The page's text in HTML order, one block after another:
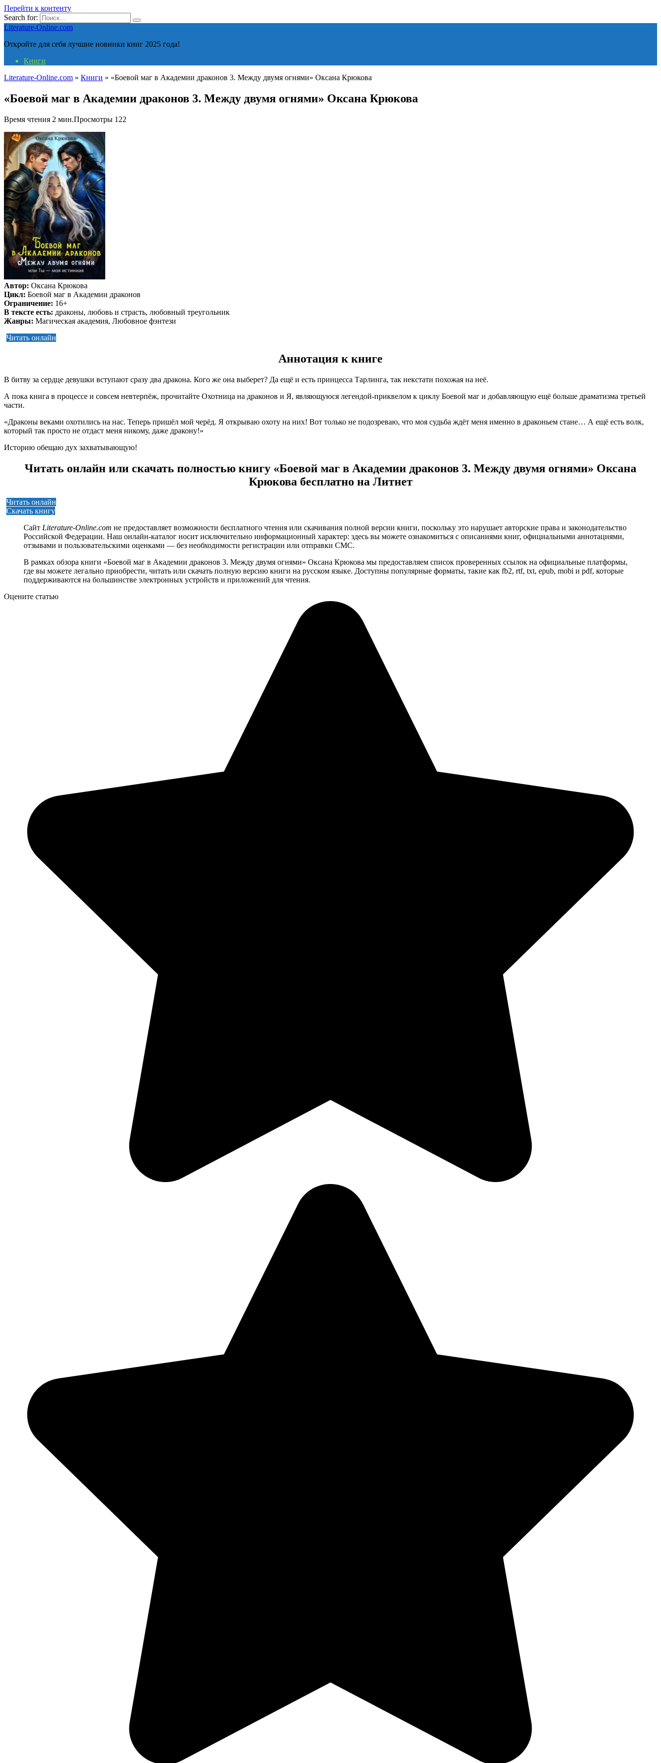
Перейти к контенту
Search for:
Literature-Online.com
Откройте для себя лучшие новинки книг 2025 года!
Книги
Literature-Online.com » Книги » «Боевой маг в Академии драконов 3. Между двумя огнями» Оксана Крюкова
«Боевой маг в Академии драконов 3. Между двумя огнями» Оксана Крюкова
Время чтения 2 мин.Просмотры 122
Автор: Оксана Крюкова
Цикл: Боевой маг в Академии драконов
Ограничение: 16+
В тексте есть: драконы, любовь и страсть, любовный треугольник
Жанры: Магическая академия, Любовное фэнтези
Читать онлайн
Аннотация к книге
В битву за сердце девушки вступают сразу два дракона. Кого же она выберет? Да ещё и есть принцесса Тарлинга, так некстати похожая на неё.
А пока книга в процессе и совсем невтерпёж, прочитайте Охотница на драконов и Я, являющуюся легендой-приквелом к циклу Боевой маг и добавляющую ещё больше драматизма третьей
части.
«Драконы веками охотились на нас. Теперь пришёл мой черёд. Я открываю охоту на них! Вот только не подозреваю, что моя судьба ждёт меня именно в драконьем стане… А ещё есть волк,
который так просто не отдаст меня никому, даже дракону!»
Историю обещаю дух захватывающую!
Читать онлайн или скачать полностью книгу «Боевой маг в Академии драконов 3. Между двумя огнями» Оксана
Крюкова бесплатно на Литнет
Читать онлайн
Скачать книгу
Сайт Literature-Online.com не предоставляет возможности бесплатного чтения или скачивания полной версии книги, поскольку это нарушает авторские права и законодательство
Российской Федерации. Наш онлайн-каталог носит исключительно информационный характер: здесь вы можете ознакомиться с описаниями книг, официальными аннотациями,
отзывами и пользовательскими оценками — без необходимости регистрации или отправки СМС.
В рамках обзора книги «Боевой маг в Академии драконов 3. Между двумя огнями» Оксана Крюкова мы предоставляем список проверенных ссылок на официальные платформы,
где вы можете легально приобрести, читать или скачать полную версию книги на русском языке. Доступны популярные форматы, такие как fb2, rtf, txt, epub, mobi и pdf, которые
поддерживаются на большинстве электронных устройств и приложений для чтения.
Оцените статью